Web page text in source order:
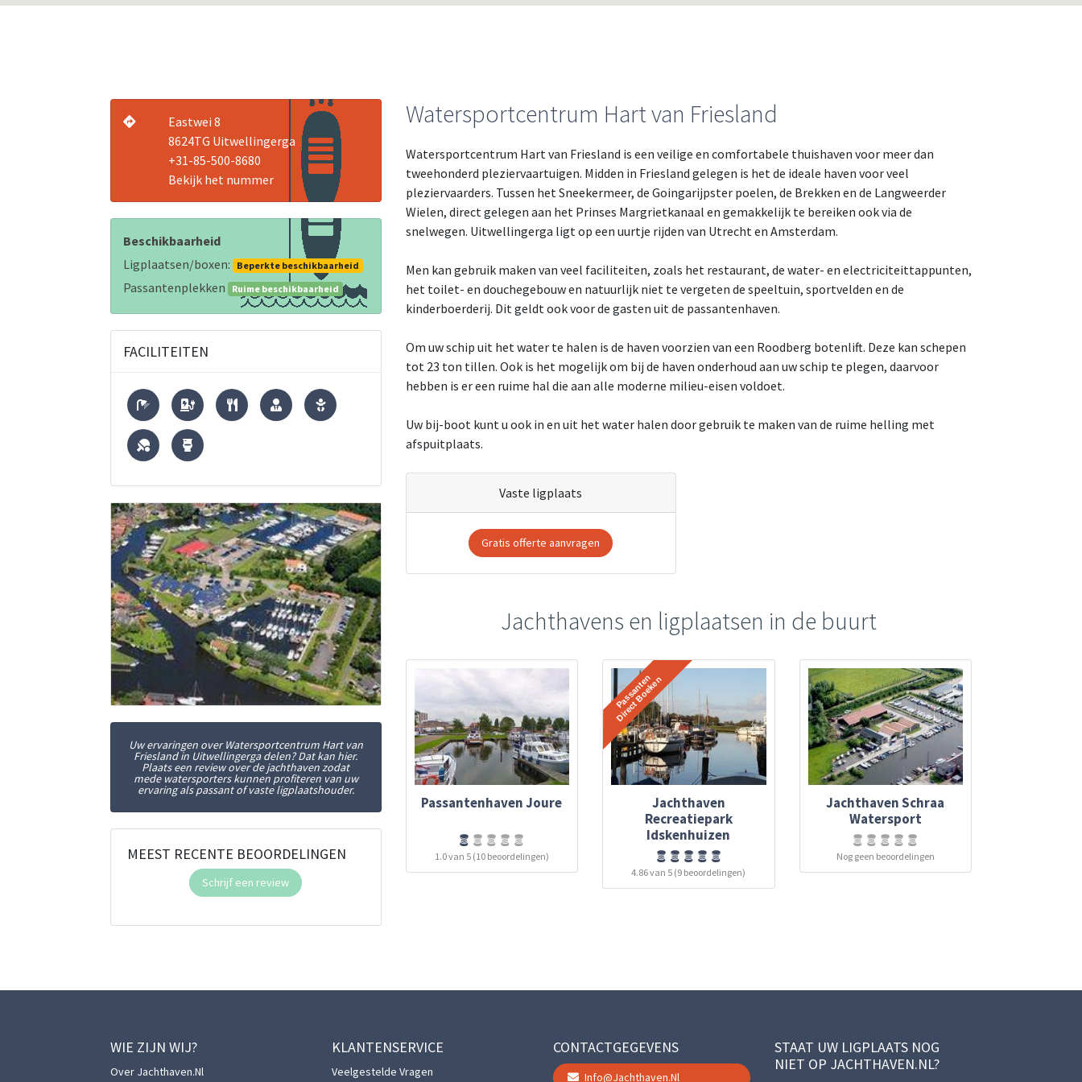
Eastwei 8
8624TG Uitwellingerga
+31-85-500-8680
Bekijk het nummer
Beschikbaarheid
Ligplaatsen/boxen:
Beperkte beschikbaarheid
Passantenplekken Ruime beschikbaarheid
FACILITEITEN
Uw ervaringen over Watersportcentrum Hart van
Friesland in Uitwellingerga delen? Dat kan hier.
Plaats een review over de jachthaven zodat
mede watersporters kunnen profiteren van uw
ervaring als passant of vaste ligplaatshouder.
MEEST RECENTE BEOORDELINGEN
Schrijf een review
Watersportcentrum Hart van Friesland
Watersportcentrum Hart van Friesland is een veilige en comfortabele thuishaven voor meer dan
tweehonderd pleziervaartuigen. Midden in Friesland gelegen is het de ideale haven voor veel
pleziervaarders. Tussen het Sneekermeer, de Goingarijpster poelen, de Brekken en de Langweerder
Wielen, direct gelegen aan het Prinses Margrietkanaal en gemakkelijk te bereiken ook via de
snelwegen. Uitwellingerga ligt op een uurtje rijden van Utrecht en Amsterdam.
Men kan gebruik maken van veel faciliteiten, zoals het restaurant, de water- en electriciteittappunten,
het toilet- en douchegebouw en natuurlijk niet te vergeten de speeltuin, sportvelden en de
kinderboerderij. Dit geldt ook voor de gasten uit de passantenhaven.
Om uw schip uit het water te halen is de haven voorzien van een Roodberg botenlift. Deze kan schepen
tot 23 ton tillen. Ook is het mogelijk om bij de haven onderhoud aan uw schip te plegen, daarvoor
hebben is er een ruime hal die aan alle moderne milieu-eisen voldoet.
Uw bij-boot kunt u ook in en uit het water halen door gebruik te maken van de ruime helling met
afspuitplaats.
Vaste ligplaats
Gratis offerte aanvragen
Jachthavens en ligplaatsen in de buurt
Passantenhaven Joure
1.0 van 5 (10 beoordelingen)
Jachthaven
Recreatiepark
Idskenhuizen
4.86 van 5 (9 beoordelingen)
Jachthaven Schraa
Watersport
Nog geen beoordelingen
WIE ZIJN WIJ?
Over Jachthaven.nl
KLANTENSERVICE
Veelgestelde Vragen
CONTACTGEGEVENS
Info@jachthaven.nl
STAAT UW LIGPLAATS NOG
NIET OP JACHTHAVEN.NL?